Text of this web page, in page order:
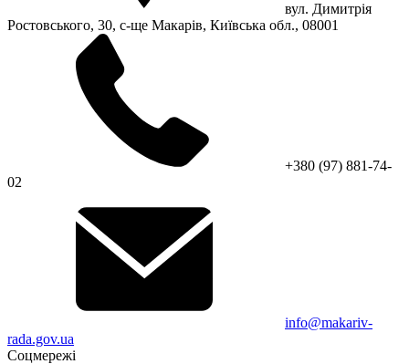
вул. Димитрія
Ростовського, 30, с-ще Макарів, Київська обл., 08001
+380 (97) 881-74-
02
info@makariv-
rada.gov.ua
Соцмережі